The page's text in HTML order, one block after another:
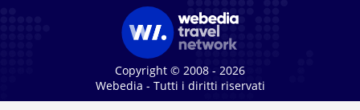
Copyright © 2008 - 2026
Webedia - Tutti i diritti riservati